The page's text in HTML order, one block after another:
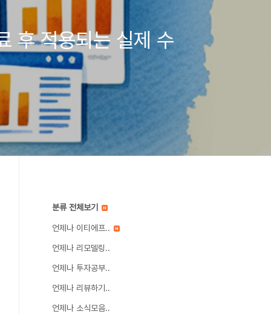
후 적용되는 실제 수
분류 전체보기
언제나 이티에프..
언제나 리모델링..
언제나 투자공부..
언제나 리뷰하기..
언제나 소식모음..